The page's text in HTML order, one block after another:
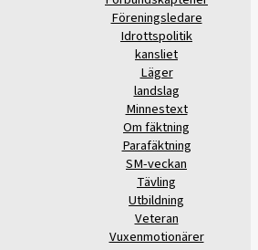
Föreningsledare
Idrottspolitik
kansliet
Läger
landslag
Minnestext
Om fäktning
Parafäktning
SM-veckan
Tävling
Utbildning
Veteran
Vuxenmotionärer